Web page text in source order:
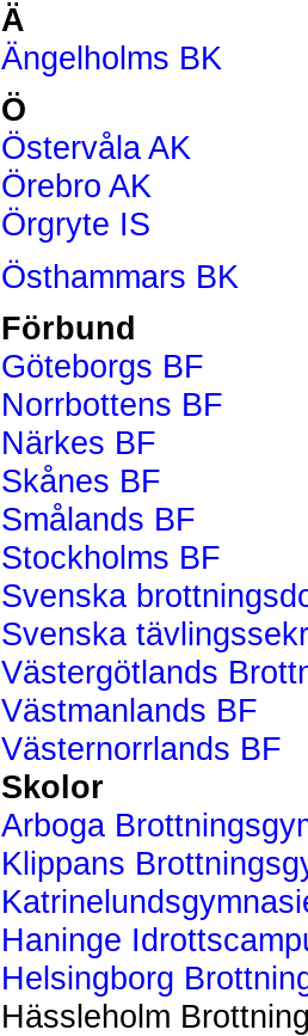
Ä
Ängelholms BK
Ö
Östervåla AK
Örebro AK
Örgryte IS
Östhammars BK
Förbund
Göteborgs BF
Norrbottens BF
Närkes BF
Skånes BF
Smålands BF
Stockholms BF
Svenska
Svenska
Västergötlands
Västmanlands BF
Västernorrlands BF
Skolor
Arboga
Klippans
Haninge
Helsingborg
Hässleholm